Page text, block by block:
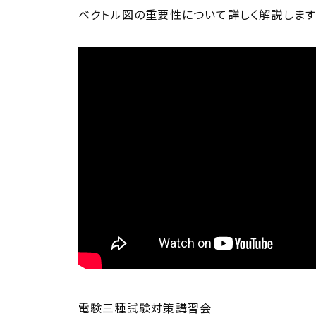
ベクトル図の重要性について詳しく解説します
電験三種試験対策講習会